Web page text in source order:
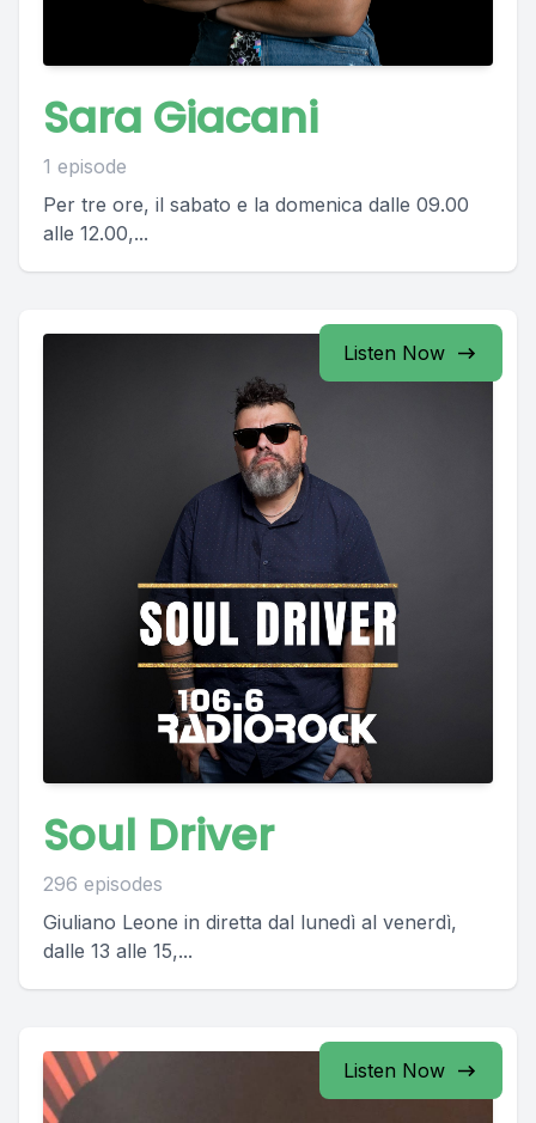
Sara Giacani
1 episode
Per tre ore, il sabato e la domenica dalle 09.00
alle 12.00,...
Listen Now
Soul Driver
296 episodes
Giuliano Leone in diretta dal lunedì al venerdì,
dalle 13 alle 15,...
Listen Now